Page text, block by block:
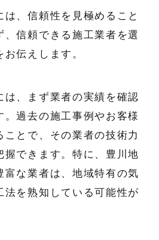
、信頼性を見極めること
信頼できる施工業者を選
伝えします。
、まず業者の実績を確認
過去の施工事例やお客様
とで、その業者の技術力
できます。特に、豊川地
な業者は、地域特有の気
を熟知している可能性が